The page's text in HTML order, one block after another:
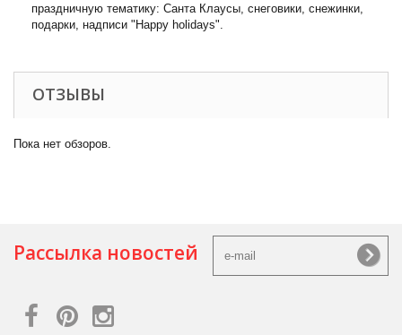
праздничную тематику: Санта Клаусы, снеговики, снежинки,
подарки, надписи "Happy holidays".
ОТЗЫВЫ
Пока нет обзоров.
Рассылка новостей